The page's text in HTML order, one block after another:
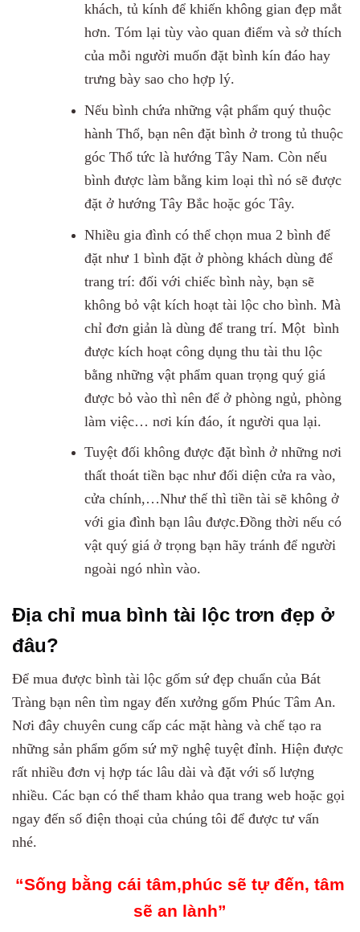
khách, tủ kính để khiến không gian đẹp mắt
hơn. Tóm lại tùy vào quan điểm và sở thích
của mỗi người muốn đặt bình kín đáo hay
trưng bày sao cho hợp lý.
Nếu bình chứa những vật phẩm quý thuộc
hành Thổ, bạn nên đặt bình ở trong tủ thuộc
góc Thổ tức là hướng Tây Nam. Còn nếu
bình được làm bằng kim loại thì nó sẽ được
đặt ở hướng Tây Bắc hoặc góc Tây.
Nhiều gia đình có thể chọn mua 2 bình để
đặt như 1 bình đặt ở phòng khách dùng để
trang trí: đối với chiếc bình này, bạn sẽ
không bỏ vật kích hoạt tài lộc cho bình. Mà
chỉ đơn giản là dùng để trang trí. Một bình
được kích hoạt công dụng thu tài thu lộc
bằng những vật phẩm quan trọng quý giá
được bỏ vào thì nên để ở phòng ngủ, phòng
làm việc… nơi kín đáo, ít người qua lại.
Tuyệt đối không được đặt bình ở những nơi
thất thoát tiền bạc như đối diện cửa ra vào,
cửa chính,…Như thế thì tiền tài sẽ không ở
với gia đình bạn lâu được.Đồng thời nếu có
vật quý giá ở trọng bạn hãy tránh để người
ngoài ngó nhìn vào.
Địa chỉ mua bình tài lộc trơn đẹp ở
đâu?
Để mua được bình tài lộc gốm sứ đẹp chuẩn của Bát
Tràng bạn nên tìm ngay đến xưởng gốm Phúc Tâm An.
Nơi đây chuyên cung cấp các mặt hàng và chế tạo ra
những sản phẩm gốm sứ mỹ nghệ tuyệt đỉnh. Hiện được
rất nhiều đơn vị hợp tác lâu dài và đặt với số lượng
nhiều. Các bạn có thể tham khảo qua trang web hoặc gọi
ngay đến số điện thoại của chúng tôi để được tư vấn
nhé.
“Sống bằng cái tâm,phúc sẽ tự đến, tâm
sẽ an lành”